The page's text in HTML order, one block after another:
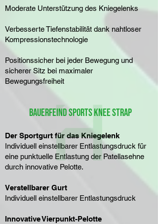
Moderate Unterstützung des Kniegelenks
Verbesserte Tiefenstabilität dank nahtloser
Kompressionstechnologie
​Positionssicher bei jeder Bewegung und
sicherer Sitz bei maximaler
Bewegungsfreiheit
Der Sportgurt für das Kniegelenk
​Individuell einstellbarer Entlastungsdruck für
eine punktuelle Entlastung der Patellasehne
durch innovative Pelotte.
Verstellbarer Gurt
Individuell einstellbarer Entlastungsdruck
Innovative Vierpunkt-Pelotte
Bauerfeind Sports Knee Strap